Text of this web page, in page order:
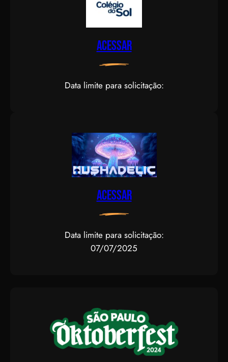
Acessar
Data limite para solicitação:
Acessar
Data limite para solicitação:
07/07/2025